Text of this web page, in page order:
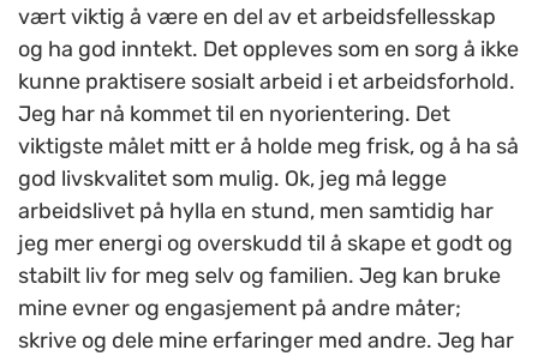
vært viktig å være en del av et arbeidsfellesskap
og ha god inntekt. Det oppleves som en sorg å ikke
kunne praktisere sosialt arbeid i et arbeidsforhold.
Jeg har nå kommet til en nyorientering. Det
viktigste målet mitt er å holde meg frisk, og å ha så
god livskvalitet som mulig. Ok, jeg må legge
arbeidslivet på hylla en stund, men samtidig har
jeg mer energi og overskudd til å skape et godt og
stabilt liv for meg selv og familien. Jeg kan bruke
mine evner og engasjement på andre måter;
skrive og dele mine erfaringer med andre. Jeg har